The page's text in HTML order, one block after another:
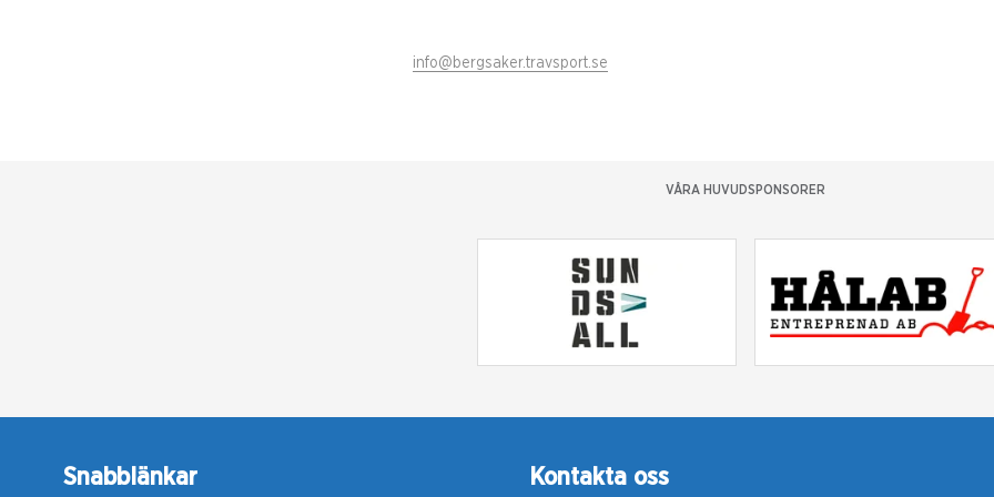
info@bergsaker.travsport.se
VÅRA HUVUDSPONSORER
Snabblänkar Kontakta oss